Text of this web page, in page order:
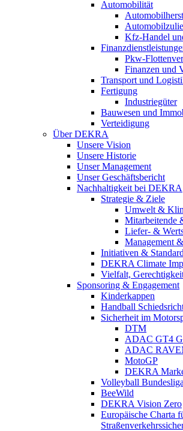
Automobilität
Kfz-Handel
Finanzen und
Transport und
Fertigung
Industriegüter
Bauwesen und
Verteidigung
Über DEKRA
Unsere Vision
Unsere Historie
Unser Management
Unser Geschäftsbericht
Nachhaltigkeit bei DEKRA
Strategie & Ziele
Umwelt &
Mitarbeitende
Liefer- &
Management
Initiativen &
DEKRA Climate
Vielfalt,
Sponsoring & Engagement
Kinderkappen
Handball
Sicherheit im
DTM
ADAC GT4
ADAC
MotoGP
DEKRA
Volleyball
BeeWild
DEKRA Vision Zero
Europäische Charta